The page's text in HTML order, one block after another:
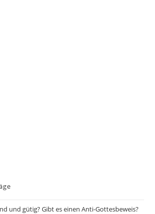
und gütig? Gibt es einen Anti-Gottesbeweis?